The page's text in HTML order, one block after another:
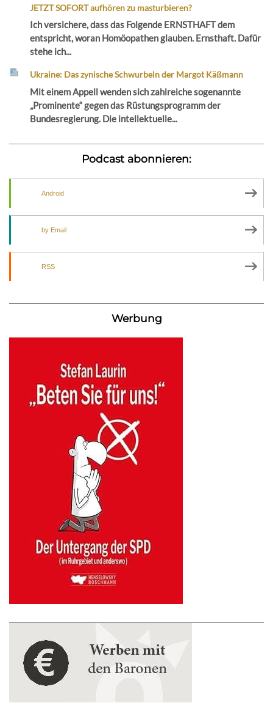
JETZT SOFORT aufhören zu masturbieren?
Ich versichere, dass das Folgende ERNSTHAFT dem
entspricht, woran Homöopathen glauben. Ernsthaft. Dafür
stehe ich...
Ukraine: Das zynische Schwurbeln der Margot Käßmann
Mit einem Appell wenden sich zahlreiche sogenannte
„Prominente“ gegen das Rüstungsprogramm der
Bundesregierung. Die intellektuelle...
Podcast abonnieren:
Android
by Email
RSS
Werbung